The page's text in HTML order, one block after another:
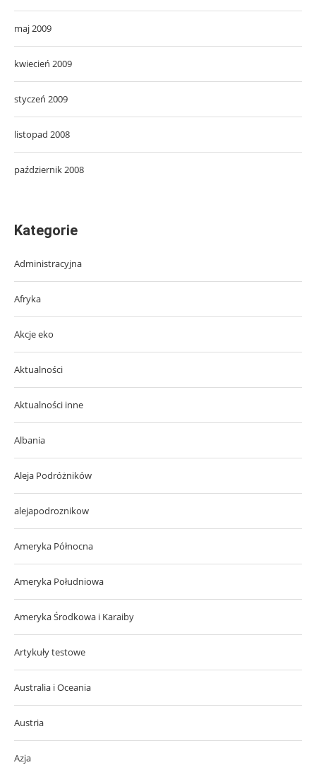
maj 2009
kwiecień 2009
styczeń 2009
listopad 2008
październik 2008
Kategorie
Administracyjna
Afryka
Akcje eko
Aktualności
Aktualności inne
Albania
Aleja Podróżników
alejapodroznikow
Ameryka Północna
Ameryka Południowa
Ameryka Środkowa i Karaiby
Artykuły testowe
Australia i Oceania
Austria
Azja